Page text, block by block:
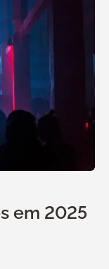
em 2025